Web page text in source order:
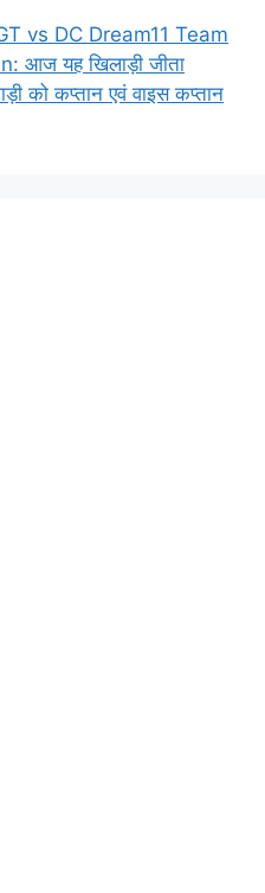
vs DC Dream11 Team
आज यह खिलाड़ी जीता
को कप्तान एवं वाइस कप्तान